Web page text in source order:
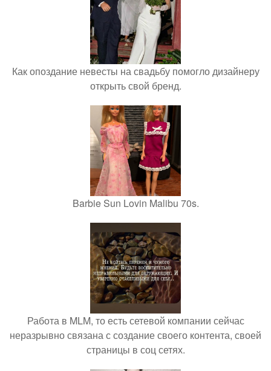
Как опоздание невесты на свадьбу помогло дизайнеру
открыть свой бренд.
Barbie Sun Lovin Malibu 70s.
Работа в MLM, то есть сетевой компании сейчас
неразрывно связана с создание своего контента, своей
страницы в соц сетях.